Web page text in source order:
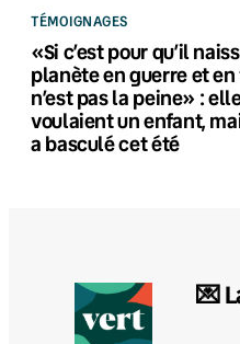
TÉMOIGNAGES
«Si c’est pour qu’il
planète en guerre et en
n’est pas la peine» :
voulaient un enfant,
a basculé cet été
💌